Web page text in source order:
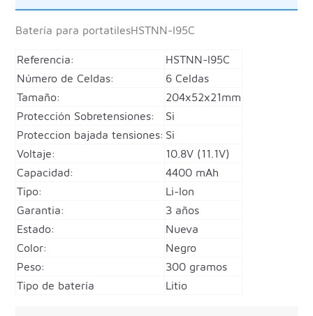
Batería para portatilesHSTNN-I95C
Referencia:
HSTNN-I95C
Número de Celdas:
6 Celdas
Tamaño:
204x52x21mm
Protección Sobretensiones:
Si
Proteccion bajada tensiones: Si
Voltaje:
10.8V (11.1V)
Capacidad:
4400 mAh
Tipo:
Li-Ion
Garantia:
3 años
Estado:
Nueva
Color:
Negro
Peso:
300 gramos
Tipo de batería
Litio